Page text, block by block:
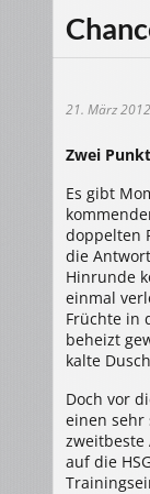
21. März 2012
Zwei
Es gibt
doppelten
die
Hinrunde
einmal
Früchte in
beheizt
kalte
Doch vor
einen sehr
zweitbeste
auf die